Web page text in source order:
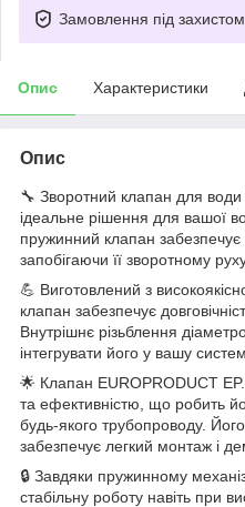
Замовлення під захистом
Опис Характеристики
Опис
🔧 Зворотний клапан для
ідеальне рішення для вашої
пружинний клапан забезпечує
запобігаючи її зворотному
💪 Виготовлений з
клапан забезпечує
Внутрішнє різьблення
інтегрувати його у вашу
🌟 Клапан EUROPRODUCT
та ефективністю, що робить
будь-якого трубопроводу.
забезпечує легкий монтаж і
🔒 Завдяки пружинному
стабільну роботу навіть при